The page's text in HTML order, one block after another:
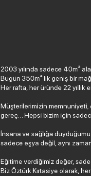
2003 yılında sadece 40m²
Bugün 350m² lik geniş bir
Her rafta, her üründe 22 yıllık
Müşterilerimizin memnuniyeti,
gereç… Hepsi bizim için
İnsana ve sağlığa
sadece eşya değil, aynı
Eğitime verdiğimiz değer,
Biz Öztürk Kırtasiye olarak,